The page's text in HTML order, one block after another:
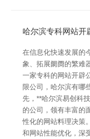
哈尔滨专科网站开
在信息化快速发展的
象、拓展阛阓的繁难
一家专科的网站开辟
限公司，哈尔滨有哪
先，**哈尔滨易创科
的公司，领有丰富的
性化的网站料理决策
和网站性能优化，深